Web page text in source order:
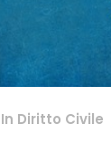
In Diritto Civile